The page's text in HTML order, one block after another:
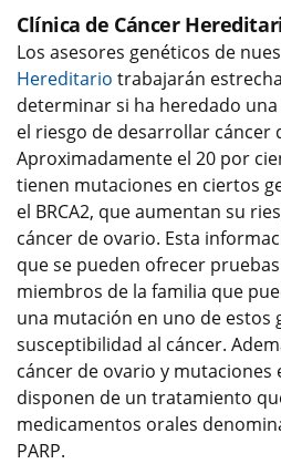
Clínica de Cáncer
Los asesores genéticos de
Hereditario trabajarán
determinar si ha heredado
el riesgo de desarrollar cáncer
Aproximadamente el 20 por
tienen mutaciones en ciertos
el BRCA2, que aumentan su
cáncer de ovario. Esta
que se pueden ofrecer
miembros de la familia que
una mutación en uno de estos
susceptibilidad al cáncer.
cáncer de ovario y mutaciones
disponen de un tratamiento
medicamentos orales
PARP.